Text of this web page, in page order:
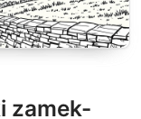
zamek-